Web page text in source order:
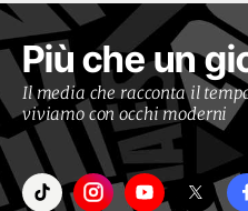
Più che un
Il media che racconta il
viviamo con occhi moderni